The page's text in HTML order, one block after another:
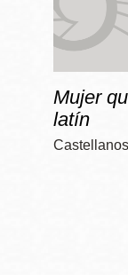
Mujer
latín